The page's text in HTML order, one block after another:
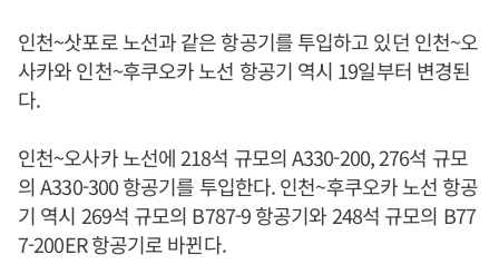
인천~삿포로 노선과 같은 항공기를 투입하고 있던 인천~오
사카와 인천~후쿠오카 노선 항공기 역시 19일부터 변경된
다.
인천~오사카 노선에 218석 규모의 A330-200, 276석 규모
의 A330-300 항공기를 투입한다. 인천~후쿠오카 노선 항공
기 역시 269석 규모의 B787-9 항공기와 248석 규모의 B77
7-200ER 항공기로 바뀐다.